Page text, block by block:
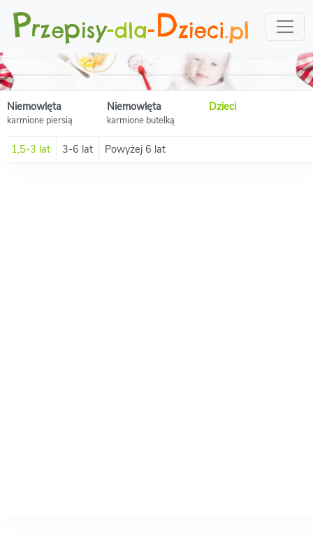
Niemowlęta
karmione piersią
Niemowlęta
karmione butelką
Dzieci
1,5-3 lat 3-6 lat Powyżej 6 lat